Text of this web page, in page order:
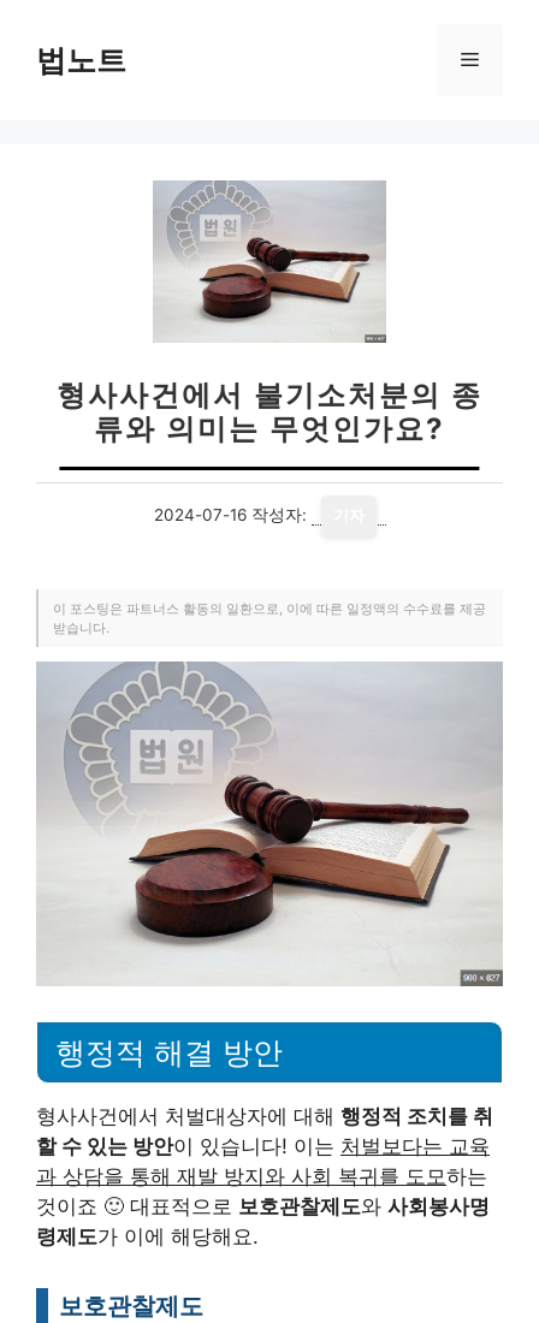
법노트 메
형사사건에서 불기소처분의 종
류와 의미는 무엇인가요?
2024-07-16 작성자:
이 포스팅은 파트너스 활동의 일환으로, 이에 따른 일정액의 수수료를 제공
받습니다.
행정적 해결 방안
형사사건에서 처벌대상자에 대해 행정적 조치를 취
할 수 있는 방안이 있습니다! 이는 처벌보다는 교육
과 상담을 통해 재발 방지와 사회 복귀를 도모하는
것이죠 🙂 대표적으로 보호관찰제도와 사회봉사명
령제도가 이에 해당해요.
보호관찰제도